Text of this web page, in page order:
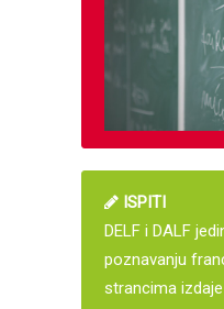
ISPITI
DELF i DALF
poznavanju
strancima